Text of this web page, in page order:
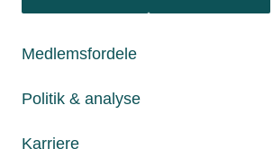
Medlemsfordele
Politik & analyse
Karriere